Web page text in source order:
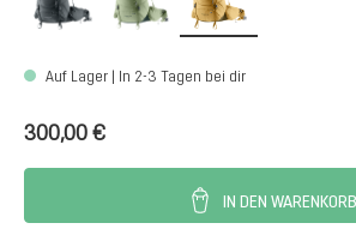
Auf Lager | In 2-3 Tagen bei dir
300,00 €
IN DEN WARENKORB